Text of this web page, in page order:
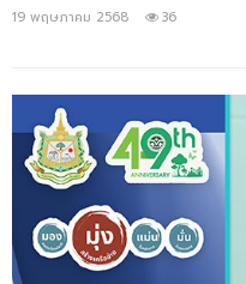
19 พฤษภาคม 2568 36